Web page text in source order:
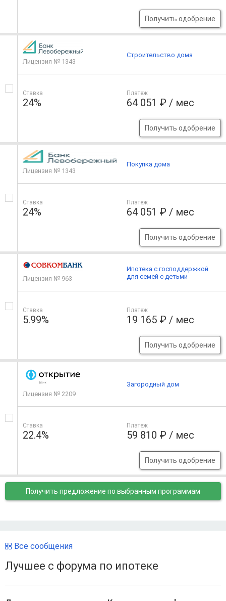
Получить одобрение
Лицензия № 1343
Ставка
24%
Платеж
64 051 ₽ / мес
Получить одобрение
Строительство дома
Лицензия № 1343
Ставка
24%
Платеж
64 051 ₽ / мес
Получить одобрение
Покупка дома
Лицензия № 963
Ставка
5.99%
Платеж
19 165 ₽ / мес
Получить одобрение
Ипотека с господдержкой
для семей с детьми
Лицензия № 2209
Ставка
22.4%
Платеж
59 810 ₽ / мес
Получить одобрение
Загородный дом
Получить предложение по выбранным программам
Все сообщения
Лучшее с форума по ипотеке